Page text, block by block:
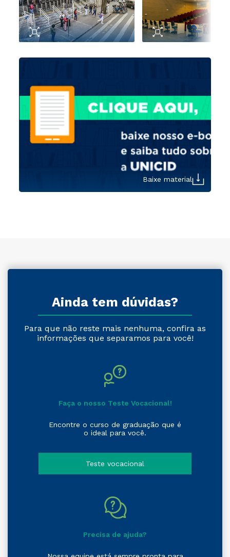
Baixe material
Ainda tem dúvidas?
Para que não reste mais nenhuma, confira as
informações que separamos para você!
Faça o nosso Teste Vocacional!
Encontre o curso de graduação que é
o ideal para você.
Teste vocacional
Precisa de ajuda?